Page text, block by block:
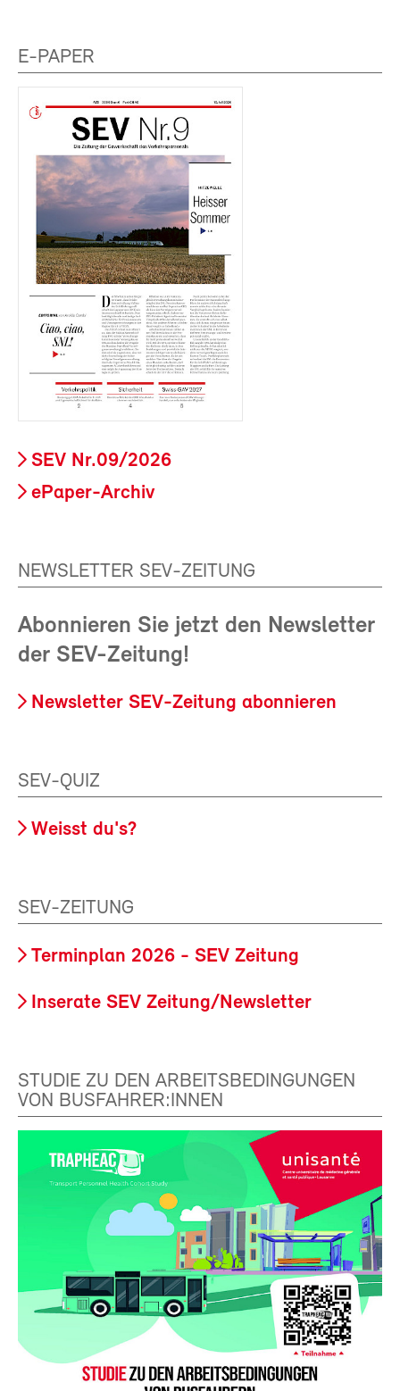
E-PAPER
SEV Nr.09/2026
ePaper-Archiv
NEWSLETTER SEV-ZEITUNG
Abonnieren Sie jetzt den Newsletter
der SEV-Zeitung!
Newsletter SEV-Zeitung abonnieren
SEV-QUIZ
Weisst du's?
SEV-ZEITUNG
Terminplan 2026 - SEV Zeitung
Inserate SEV Zeitung/Newsletter
STUDIE ZU DEN ARBEITSBEDINGUNGEN
VON BUSFAHRER:INNEN